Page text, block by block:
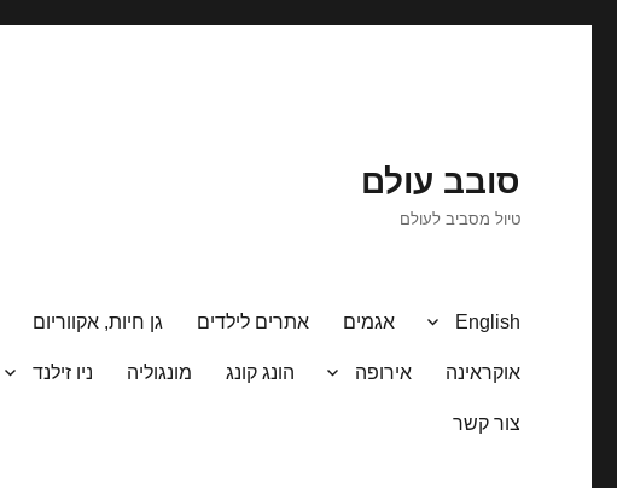
סובב עולם
טיול מסביב לעולם
English אגמים אתרים לילדים גן חיות, אקווריום
אוקראינה אירופה הונג קונג מונגוליה ניו זילנד
צור קשר